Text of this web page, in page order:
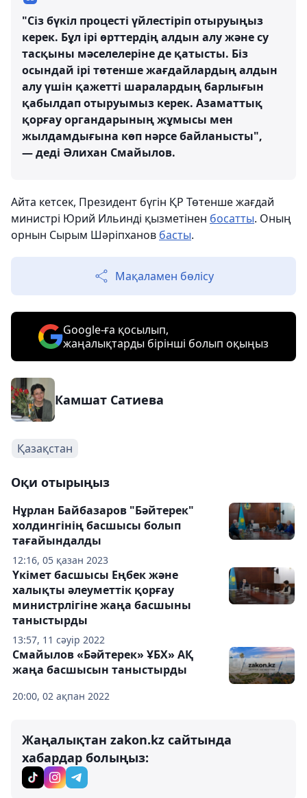
"Сіз бүкіл процесті үйлестіріп отыруыңыз
керек. Бұл ірі өрттердің алдын алу және су
тасқыны мәселелеріне де қатысты. Біз
осындай ірі төтенше жағдайлардың алдын
алу үшін қажетті шаралардың барлығын
қабылдап отыруымыз керек. Азаматтық
қорғау органдарының жұмысы мен
жылдамдығына көп нәрсе байланысты",
— деді Әлихан Смайылов.
Айта кетсек, Президент бүгін ҚР Төтенше жағдай
министрі Юрий Ильинді қызметінен босатты. Оның
орнын Сырым Шәріпханов басты.
Мақаламен бөлісу
Google-ға қосылып,
жаңалықтарды бірінші болып оқыңыз
Камшат Сатиева
Қазақстан
Оқи отырыңыз
12:16, 05 қазан 2023
Нұрлан Байбазаров "Бәйтерек"
холдингінің басшысы болып
тағайындалды
13:57, 11 сәуір 2022
Үкімет басшысы Еңбек және
халықты әлеуметтік қорғау
министрлігіне жаңа басшыны
таныстырды
20:00, 02 ақпан 2022
Смайылов «Бәйтерек» ҰБХ» АҚ
жаңа басшысын таныстырды
Жаңалықтан zakon.kz сайтында
хабардар болыңыз: